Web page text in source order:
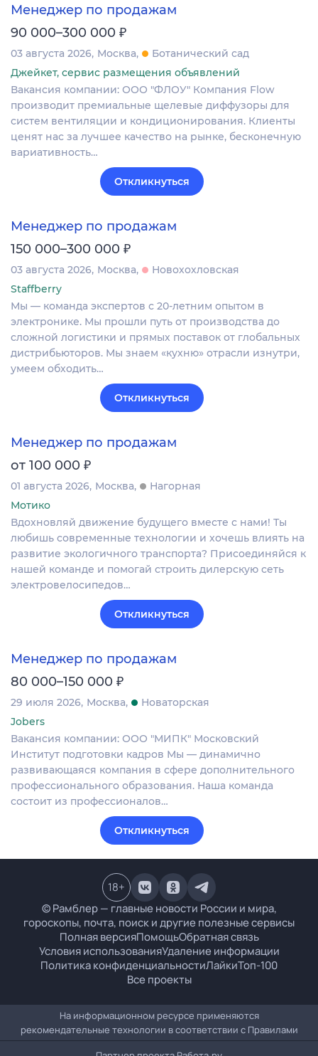
Менеджер по продажам
90 000–300 000 ₽
03 августа 2026 Москва
Ботанический сад
Джейкет, сервис размещения объявлений
Вакансия компании: ООО "ФЛОУ" Компания Flow
производит премиальные щелевые диффузоры для
систем вентиляции и кондиционирования. Клиенты
ценят нас за лучшее качество на рынке, бесконечную
вариативность…
Откликнуться
Менеджер по продажам
150 000–300 000 ₽
03 августа 2026 Москва
Новохохловская
Staffberry
Мы — команда экспертов с 20-летним опытом в
электронике. Мы прошли путь от производства до
сложной логистики и прямых поставок от глобальных
дистрибьюторов. Мы знаем «кухню» отрасли изнутри,
умеем обходить…
Откликнуться
Менеджер по продажам
от 100 000 ₽
01 августа 2026 Москва
Нагорная
Мотико
Вдохновляй движение будущего вместе с нами! Ты
любишь современные технологии и хочешь влиять на
развитие экологичного транспорта? Присоединяйся к
нашей команде и помогай строить дилерскую сеть
электровелосипедов…
Откликнуться
Менеджер по продажам
80 000–150 000 ₽
29 июля 2026 Москва
Новаторская
Jobers
Вакансия компании: ООО "МИПК" Московский
Институт подготовки кадров Мы — динамично
развивающаяся компания в сфере дополнительного
профессионального образования. Наша команда
состоит из профессионалов…
Откликнуться
© Рамблер — главные новости России и мира,
гороскопы, почта, поиск и другие полезные сервисы
Полная версияПомощьОбратная связь
Условия использованияУдаление информации
Политика конфиденциальностиЛайкиТоп-100
Все проекты
18+
На информационном ресурсе применяются
рекомендательные технологии в соответствии с Правилами